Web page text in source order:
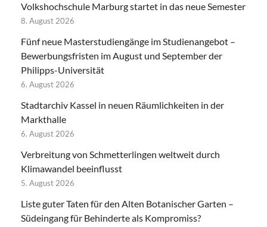
Volkshochschule Marburg startet in das neue Semester
8. August 2026
Fünf neue Masterstudiengänge im Studienangebot –
Bewerbungsfristen im August und September der
Philipps-Universität
6. August 2026
Stadtarchiv Kassel in neuen Räumlichkeiten in der
Markthalle
6. August 2026
Verbreitung von Schmetterlingen weltweit durch
Klimawandel beeinflusst
5. August 2026
Liste guter Taten für den Alten Botanischer Garten –
Südeingang für Behinderte als Kompromiss?